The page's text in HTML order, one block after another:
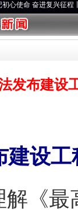
进复兴征程丨“转折之城
发布建设
建设
最